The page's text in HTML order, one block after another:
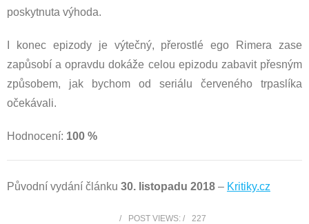
poskytnuta výhoda.
I konec epizody je výtečný, přerostlé ego Rimera zase
zapůsobí a opravdu dokáže celou epizodu zabavit přesným
způsobem, jak bychom od seriálu červeného trpaslíka
očekávali.
Hodnocení: 100 %
Původní vydání článku 30. listopadu 2018 – Kritiky.cz
POST VIEWS: 227